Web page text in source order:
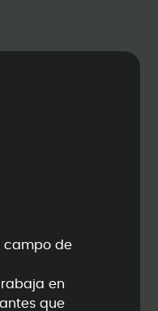
campo de
en
que